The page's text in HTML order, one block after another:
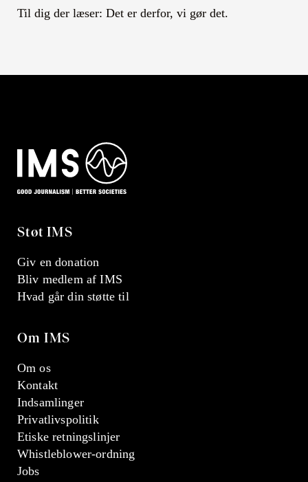
Til dig der læser: Det er derfor, vi gør det.
Støt IMS
Giv en donation
Bliv medlem af IMS
Hvad går din støtte til
Om IMS
Om os
Kontakt
Indsamlinger
Privatlivspolitik
Etiske retningslinjer
Whistleblower-ordning
Jobs